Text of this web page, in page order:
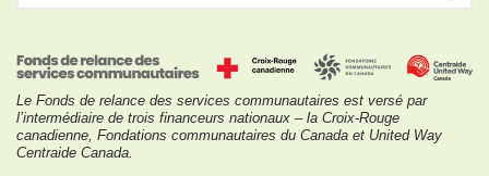
Le Fonds de relance des services communautaires est versé par
l’intermédiaire de trois financeurs nationaux – la Croix-Rouge
canadienne, Fondations communautaires du Canada et United Way
Centraide Canada.